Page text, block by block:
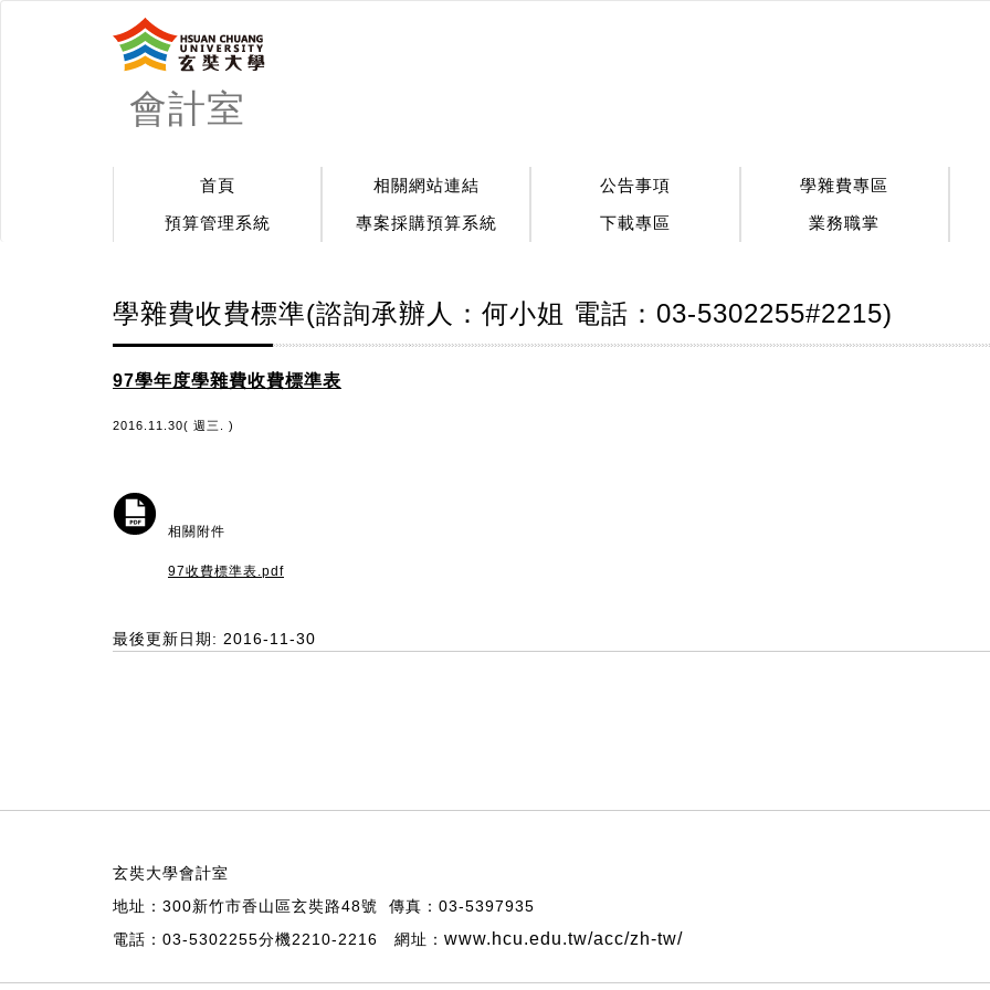
會計室
首頁 相關網站連結 公告事項
學雜費專區
預算管理系統
專案採購預算系統 下載專區 業務職掌
學雜費收費標準(諮詢承辦人：何小姐 電話：03-5302255#2215)
97學年度學雜費收費標準表
2016.11.30( 週三. )
相關附件
97收費標準表.pdf
最後更新日期: 2016-11-30
玄奘大學會計室
地址：300新竹市香山區玄奘路48號 傳真：03-5397935
電話：03-5302255分機2210-2216 網址： www.hcu.edu.tw/acc/zh-tw/